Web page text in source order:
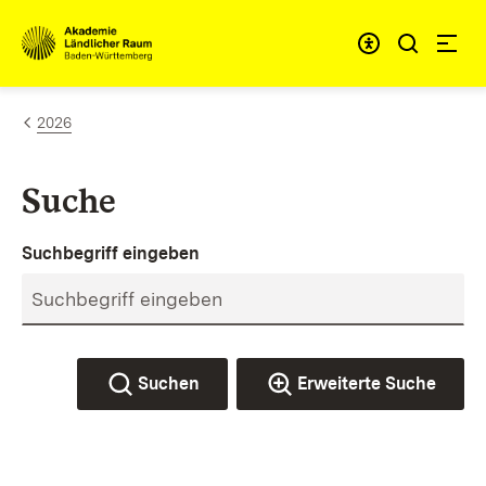
Zum Inhalt springen
Link zur Startseite
2026
Suche
Suchbegriff eingeben
Suchen Erweiterte Suche